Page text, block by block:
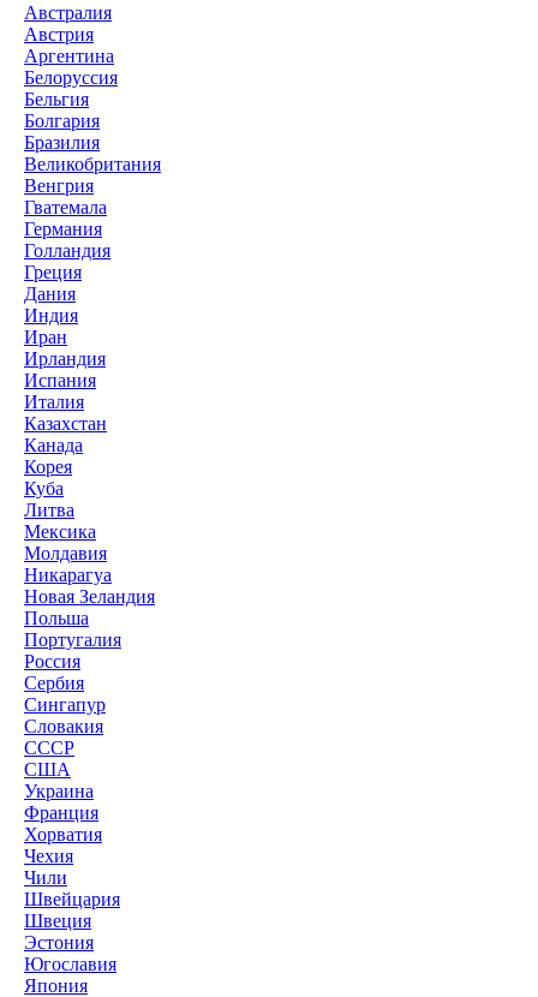
Австралия
Австрия
Аргентина
Белоруссия
Бельгия
Болгария
Бразилия
Великобритания
Венгрия
Гватемала
Германия
Голландия
Греция
Дания
Индия
Иран
Ирландия
Испания
Италия
Казахстан
Канада
Корея
Куба
Литва
Мексика
Молдавия
Никарагуа
Новая Зеландия
Польша
Португалия
Россия
Сербия
Сингапур
Словакия
СССР
США
Украина
Франция
Хорватия
Чехия
Чили
Швейцария
Швеция
Эстония
Югославия
Япония